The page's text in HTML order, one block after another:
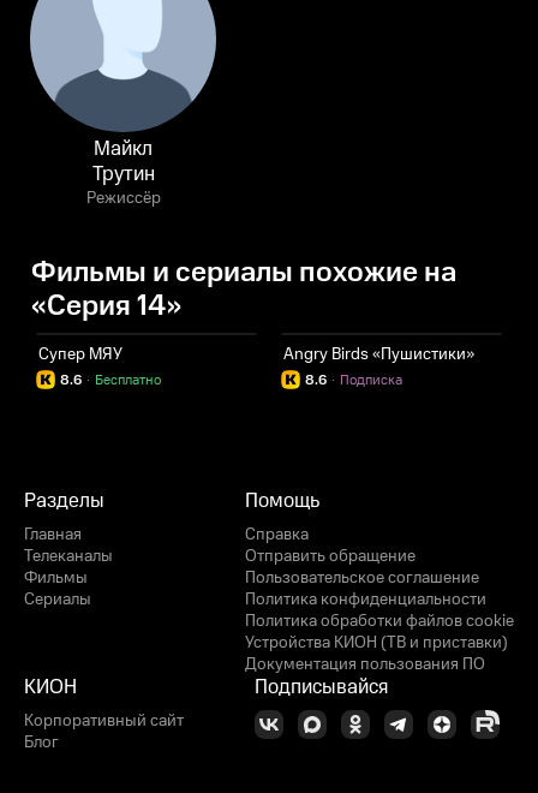
Майкл
Трутин
Режиссёр
Фильмы и сериалы похожие на
«Серия 14»
Супер МЯУ
8.6 Бесплатно
·
Angry Birds «Пушистики»
8.6 Подписка
·
Разделы
Главная
Телеканалы
Фильмы
Сериалы
Помощь
Справка
Отправить обращение
Пользовательское соглашение
Политика конфиденциальности
Политика обработки файлов cookie
Устройства КИОН (ТВ и приставки)
Документация пользования ПО
КИОН
Корпоративный сайт
Блог
Подписывайся